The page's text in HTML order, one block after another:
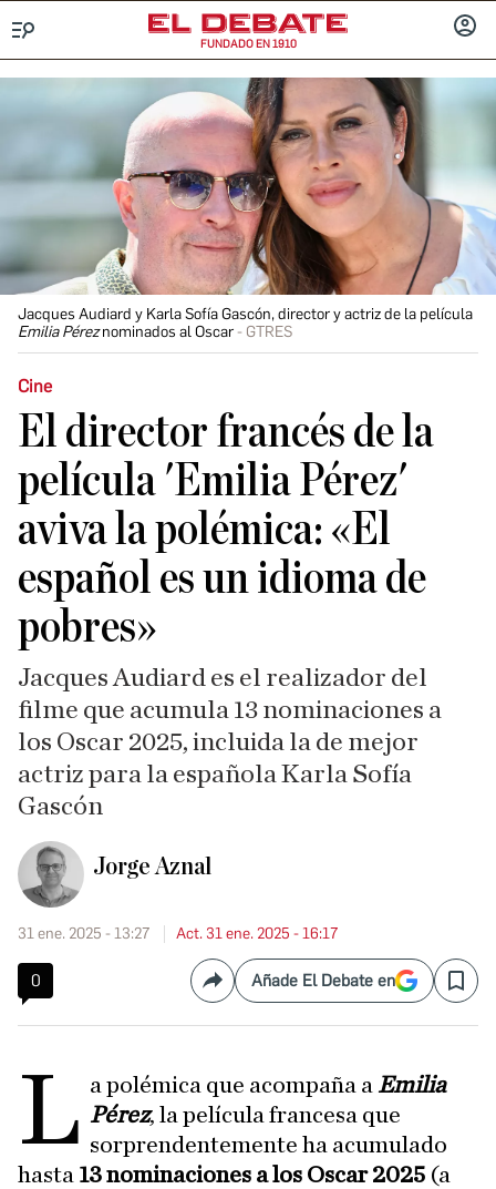
FUNDADO EN 1910
Jacques Audiard y Karla Sofía Gascón, director y actriz de la película
Emilia Péreznominados al Oscar GTRES
Cine
El director francés de la
película 'Emilia Pérez'
aviva la polémica: «El
español es un idioma de
pobres»
Jacques Audiard es el realizador del
filme que acumula 13 nominaciones a
los Oscar 2025, incluida la de mejor
actriz para la española Karla Sofía
Gascón
Jorge Aznal
31 ene. 2025 - 13:27 Act. 31 ene. 2025 - 16:17
0 CompartirAñade El Debate en Save
L a polémica que acompaña a Emilia
Pérez, la película francesa que
sorprendentemente ha acumulado
hasta 13 nominaciones a los Oscar 2025 (a